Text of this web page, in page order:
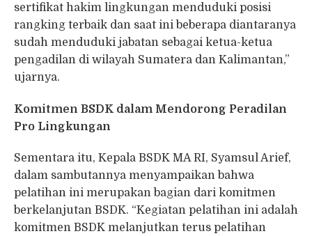
sertifikat hakim lingkungan menduduki posisi
rangking terbaik dan saat ini beberapa diantaranya
sudah menduduki jabatan sebagai ketua-ketua
pengadilan di wilayah Sumatera dan Kalimantan,”
ujarnya.
Komitmen BSDK dalam Mendorong Peradilan
Pro Lingkungan
Sementara itu, Kepala BSDK MA RI, Syamsul Arief,
dalam sambutannya menyampaikan bahwa
pelatihan ini merupakan bagian dari komitmen
berkelanjutan BSDK. “Kegiatan pelatihan ini adalah
komitmen BSDK melanjutkan terus pelatihan